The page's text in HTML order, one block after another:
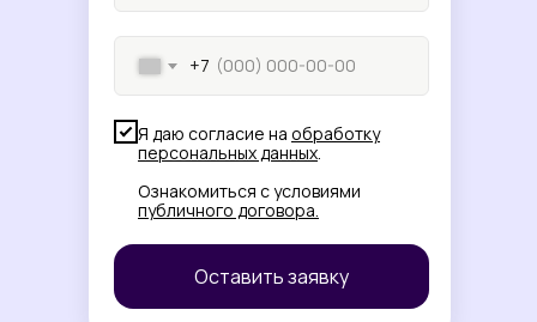
+7
Я даю согласие на обработку
персональных данных.
Ознакомиться с условиями
публичного договора.
Оставить заявку